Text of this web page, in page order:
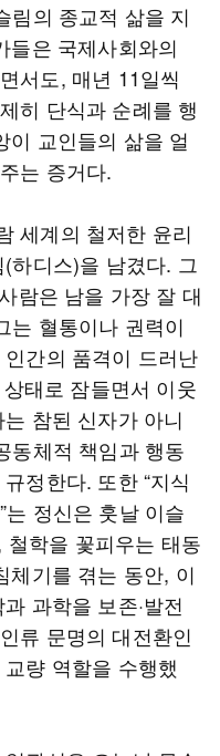
림의 종교적 삶을 지
들은 국제사회와의
서도, 매년 11일씩
히 단식과 순례를 행
이 교인들의 삶을 얼
는 증거다.
세계의 철저한 윤리
하디스)을 남겼다. 그
람은 남을 가장 잘 대
는 혈통이나 권력이
간의 품격이 드러난
태로 잠들면서 이웃
참된 신자가 아니
동체적 책임과 행동
정한다. 또한 “지식
정신은 훗날 이슬
학을 꽃피우는 태동
체기를 겪는 동안, 이
과학을 보존·발전
류 문명의 대전환인
량 역할을 수행했